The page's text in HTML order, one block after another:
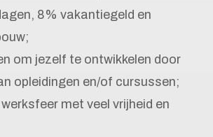
8% vakantiegeld en
om jezelf te ontwikkelen door
opleidingen en/of cursussen;
met veel vrijheid en